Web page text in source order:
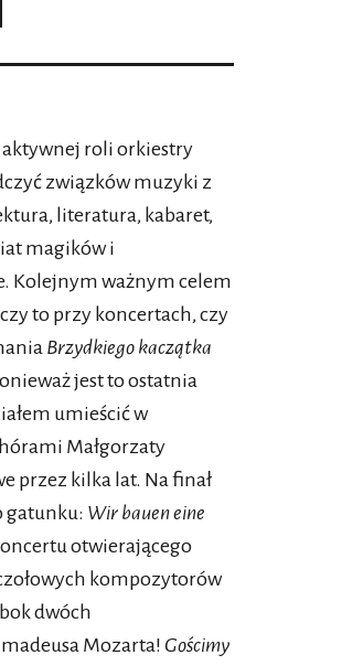
aktywnej roli orkiestry
związków muzyki z
literatura, kabaret,
magików i
Kolejnym ważnym celem
to przy koncertach, czy
Brzydkiego kaczątka
jest to ostatnia
umieścić w
Małgorzaty
przez kilka lat. Na finał
gatunku: Wir bauen eine
otwierającego
kompozytorów
dwóch
Mozarta! Gościmy